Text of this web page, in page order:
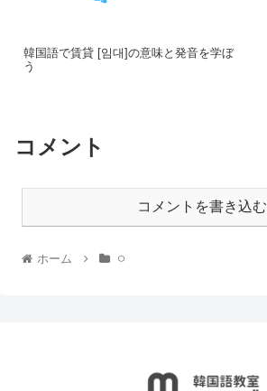
韓国語で賃貸 [임대]の意味と発音を学ぼ
う
コメント
コメントを書き込む
ホーム ㅇ